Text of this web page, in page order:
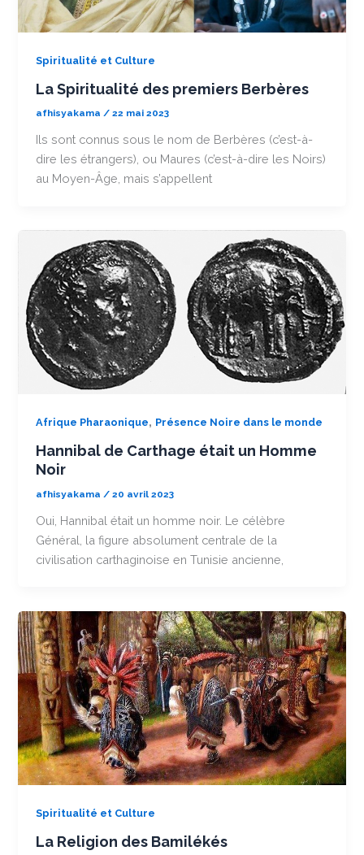
Spiritualité et Culture
La Spiritualité des premiers Berbères
afhisyakama/22 mai 2023
Ils sont connus sous le nom de Berbères (c’est-à-
dire les étrangers), ou Maures (c’est-à-dire les Noirs)
au Moyen-Âge, mais s’appellent
Afrique Pharaonique, Présence Noire dans le monde
Hannibal de Carthage était un Homme
Noir
afhisyakama /20 avril 2023
Oui, Hannibal était un homme noir. Le célèbre
Général, la figure absolument centrale de la
civilisation carthaginoise en Tunisie ancienne,
Spiritualité et Culture
La Religion des Bamilékés